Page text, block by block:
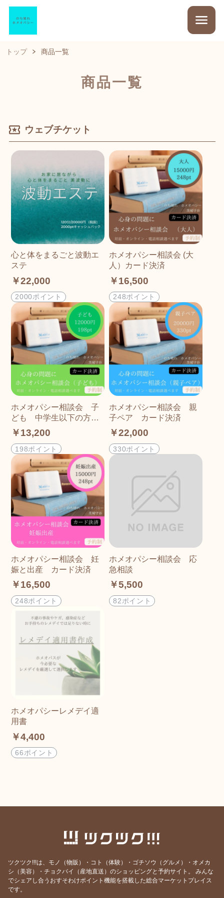
トップ 商品一覧
商品一覧
ウェブチケット
心と体をまるごと波動エ
ステ
￥22,000
2000ポイント
ホメオパシー相談会 (大
人）カード決済
￥16,500
248ポイント
ホメオパシー相談会 子
ども 中学生以下の方の
心身の問題に カード決
済
￥13,200
198ポイント
ホメオパシー相談会 親
子ペア カード決済
￥22,000
330ポイント
ホメオパシー相談会 妊
娠と出産 カード決済
￥16,500
248ポイント
ホメオパシー相談会 応
急相談
￥5,500
82ポイント
ホメオパシーレメデイ適
用書
￥4,400
66ポイント
ツクツク!!!は、モノ（物販）・コト（体験）・ゴチソウ（グルメ）・オメカ
シ（美容）・チョクバイ（産地直送）のショッピングと予約サイト。
みんな
でシェアし合うおすそわけポイント機能を搭載した総合マーケットプレイス
です。